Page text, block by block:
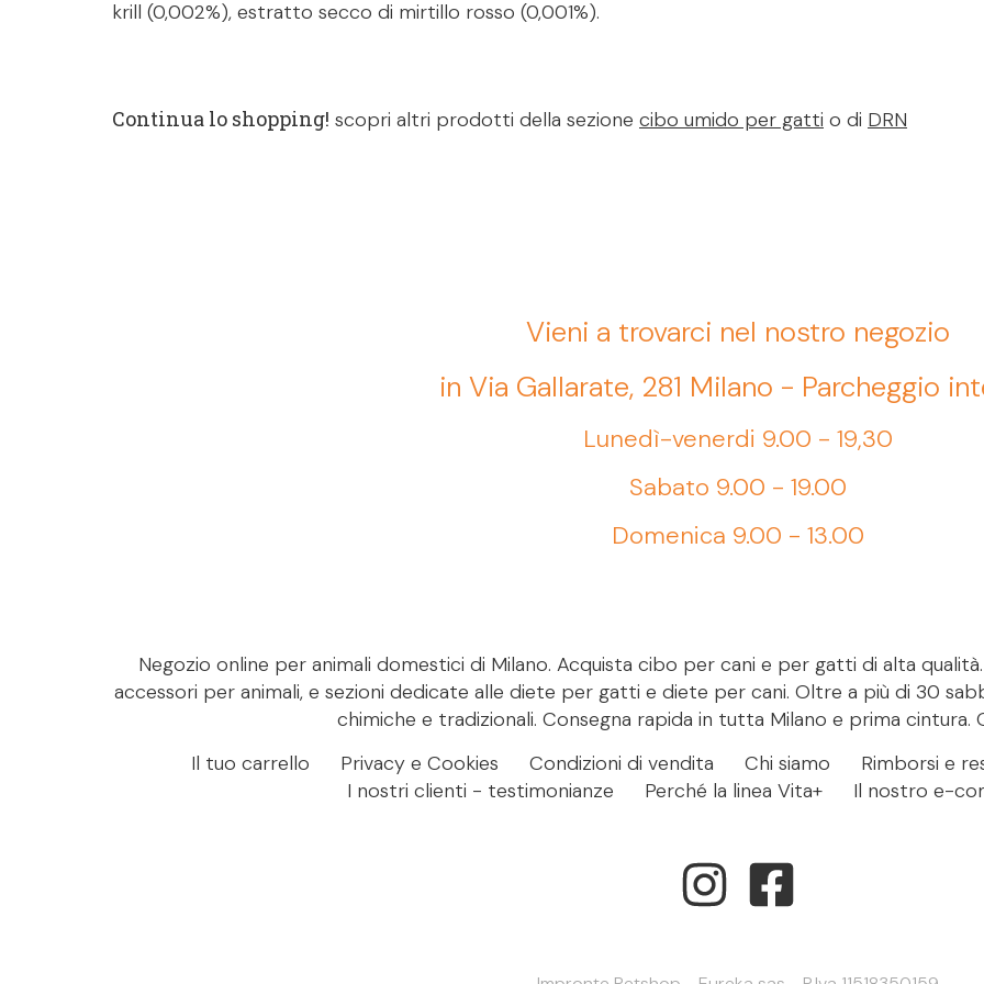
krill (0,002%), estratto secco di mirtillo rosso (0,001%).
Continua lo shopping! scopri altri prodotti della sezione cibo umido per gatti o di DRN
Vieni a trovarci nel nostro negozio
in Via Gallarate, 281 Milano - Parcheggio
Lunedì-venerdi 9.00 - 19,30
Sabato 9.00 - 19.00
Domenica 9.00 - 13.00
Negozio online per animali domestici di Milano. Acquista cibo per cani e per gatti di alta
accessori per animali, e sezioni dedicate alle diete per gatti e diete per cani. Oltre a più di 30
chimiche e tradizionali. Consegna rapida in tutta Milano e prima cintura.
Il tuo carrello
Privacy e Cookies Condizioni di vendita Chi siamo Rimborsi e
I nostri clienti - testimonianze
Perché la linea Vita+ Il nostro e-